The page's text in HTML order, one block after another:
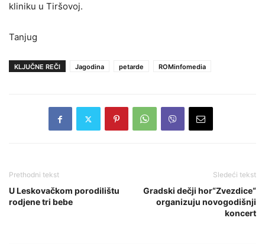
kliniku u Tiršovoj.
Tanjug
KLJUČNE REČI Jagodina petarde ROMinfomedia
Prethodni tekst
U Leskovačkom porodilištu
rodjene tri bebe
Sledeći tekst
Gradski dečji hor“Zvezdice“
organizuju novogodišnji
koncert